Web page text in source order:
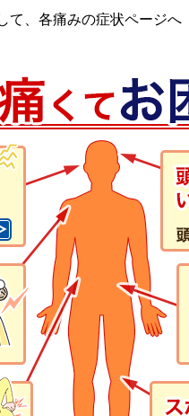
て、各痛みの症状ページへ